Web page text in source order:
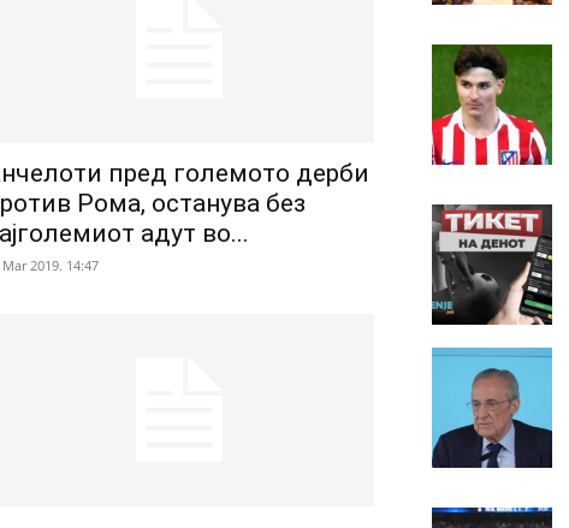
пред големото дерби
Рома, останува без
адут во...
2019. 14:47